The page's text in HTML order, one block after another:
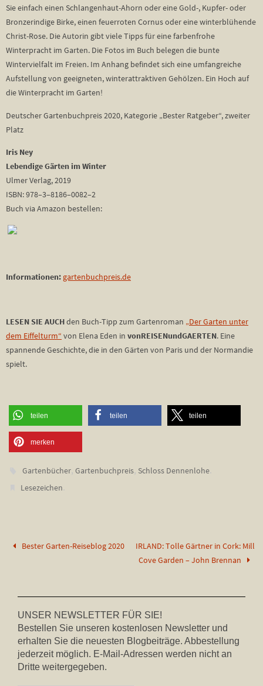
Sie einfach einen Schlangenhaut-Ahorn oder eine Gold-, Kupfer- oder
Bronzerindige Birke, einen feuerroten Cornus oder eine winterblühende
Christ-Rose. Die Autorin gibt viele Tipps für eine farbenfrohe
Winterpracht im Garten. Die Fotos im Buch belegen die bunte
Wintervielfalt im Freien. Im Anhang befindet sich eine umfangreiche
Aufstellung von geeigneten, winterattraktiven Gehölzen. Ein Hoch auf
die Winterpracht im Garten!
Deutscher Gartenbuchpreis 2020, Kategorie „Bester Ratgeber“, zweiter
Platz
Iris Ney
Lebendige Gärten im Winter
Ulmer Verlag, 2019
ISBN: 978–3–8186–0082–2
Buch via Amazon bestellen:
Informationen: gartenbuchpreis.de
LESEN SIE AUCHden Buch-Tipp zum Gartenroman „Der Garten unter
dem Eiffelturm“ von Elena Eden in vonREISENundGAERTEN. Eine
spannende Geschichte, die in den Gärten von Paris und der Normandie
spielt.
teilen teilen teilen
merken
Gartenbücher,Gartenbuchpreis, Schloss Dennenlohe
Lesezeichen
Bester Garten-Reiseblog 2020
IRLAND: Tolle Gärtner in Cork: Mill
Cove Garden – John Brennan
UNSER NEWSLETTER FÜR SIE!
Bestellen Sie unseren kostenlosen Newsletter und
erhalten Sie die neuesten Blogbeiträge. Abbestellung
jederzeit möglich. E-Mail-Adressen werden nicht an
Dritte weitergegeben.